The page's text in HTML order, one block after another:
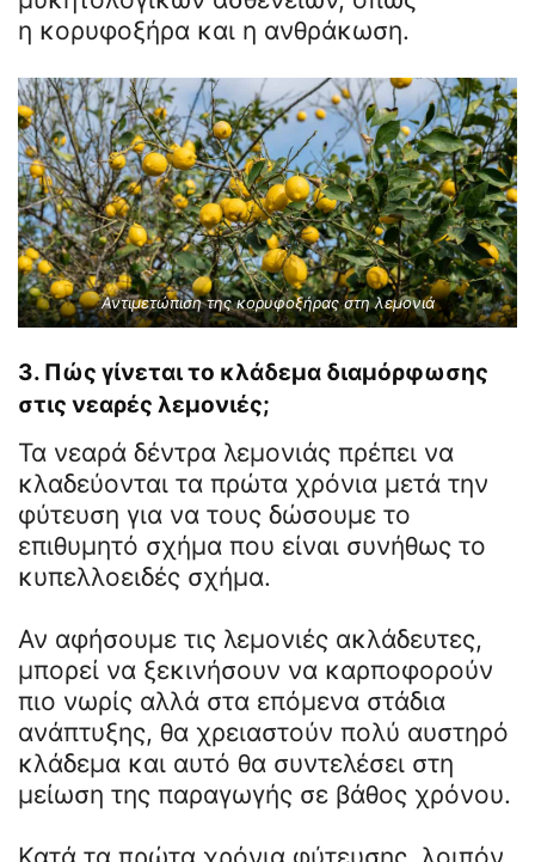
η κορυφοξήρα και η ανθράκωση.
Αντιμετώπιση της κορυφοξήρας στη λεμονιά
3. Πώς γίνεται το κλάδεμα διαμόρφωσης
στις νεαρές λεμονιές;
Τα νεαρά δέντρα λεμονιάς πρέπει να
κλαδεύονται τα πρώτα χρόνια μετά την
φύτευση για να τους δώσουμε το
επιθυμητό σχήμα που είναι συνήθως το
κυπελλοειδές σχήμα.
Αν αφήσουμε τις λεμονιές ακλάδευτες,
μπορεί να ξεκινήσουν να καρποφορούν
πιο νωρίς αλλά στα επόμενα στάδια
ανάπτυξης, θα χρειαστούν πολύ αυστηρό
κλάδεμα και αυτό θα συντελέσει στη
μείωση της παραγωγής σε βάθος χρόνου.